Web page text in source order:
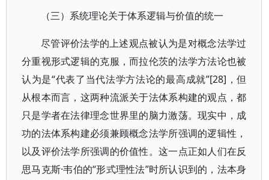
（三）系统理论关于体系逻辑与价值的统一
尽管评价法学的上述观点被认为是对概念法学过
分重视形式逻辑的克服，而拉伦茨的法学方法论也被
认为是“代表了当代法学方法论的最高成就”[28]，但
从根本而言，这两种流派关于法体系构建的观点，都
只是学者在法律理念世界里的脑力激荡。现实中，成
功的法体系构建必须兼顾概念法学所强调的逻辑性，
以及评价法学所强调的价值性。这一点正如人们在反
思马克斯·韦伯的“形式理性法”时所认识到的，法本身